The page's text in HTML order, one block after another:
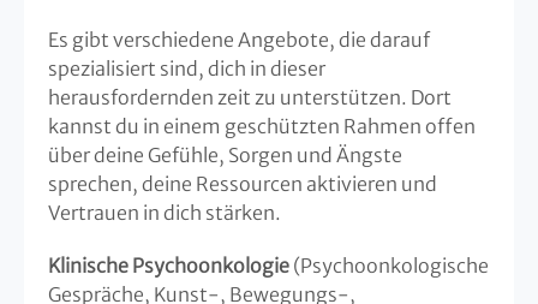
Es gibt verschiedene Angebote, die darauf
spezialisiert sind, dich in dieser
herausfordernden zeit zu unterstützen. Dort
kannst du in einem geschützten Rahmen offen
über deine Gefühle, Sorgen und Ängste
sprechen, deine Ressourcen aktivieren und
Vertrauen in dich stärken.
Klinische Psychoonkologie (Psychoonkologische
Gespräche, Kunst-, Bewegungs-,